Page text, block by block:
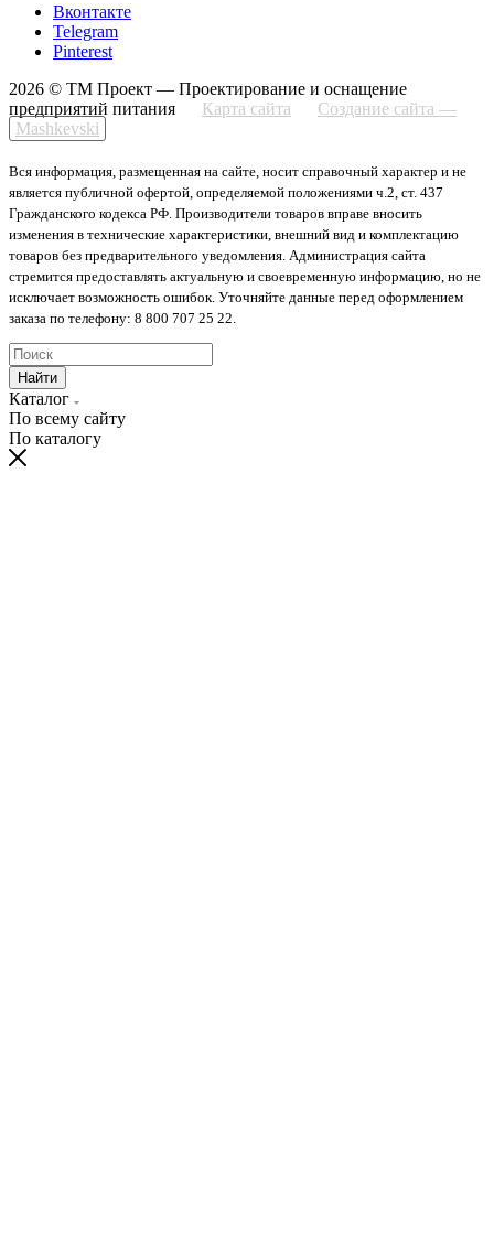
Вконтакте
Telegram
Pinterest
2026 © ТМ Проект — Проектирование и оснащение
предприятий питания
Карта сайта
Создание сайта —
Mashkevski
Вся информация, размещенная на сайте, носит справочный характер и не
является публичной офертой, определяемой положениями ч.2, ст. 437
Гражданского кодекса РФ. Производители товаров вправе вносить
изменения в технические характеристики, внешний вид и комплектацию
товаров без предварительного уведомления. Администрация сайта
стремится предоставлять актуальную и своевременную информацию, но не
исключает возможность ошибок. Уточняйте данные перед оформлением
заказа по телефону: 8 800 707 25 22.
Найти
Каталог
По всему сайту
По каталогу